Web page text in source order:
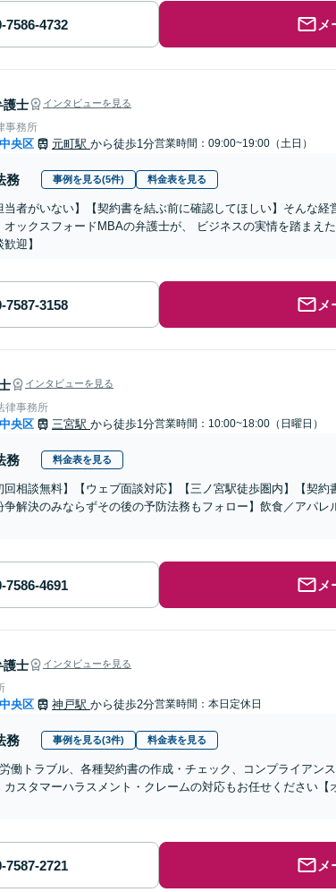
メ
護士 インタビューを見る
事務所
央区 元町駅 から徒歩1分営業時間：09:00~19:00（土日）
務 事例を見る(5件) 料金表を見る
当者がいない】【契約書を結ぶ前に確認してほしい】そんな
オックスフォードMBAの弁護士が、 ビジネスの実情を踏まえ
迎】
メ
インタビューを見る
律事務所
央区 三宮駅 から徒歩1分営業時間：10:00~18:00（日曜日）
務 料金表を見る
回相談無料】【ウェブ面談対応】【三ノ宮駅徒歩圏内】【契
争解決のみならずその後の予防法務もフォロー】飲食／アパ
メ
護士 インタビューを見る
央区 神戸駅 から徒歩2分営業時間：本日定休日
務 事例を見る(3件) 料金表を見る
労働トラブル、各種契約書の作成・チェック、コンプライアン
カスタマーハラスメント・クレームの対応もお任せください
メ